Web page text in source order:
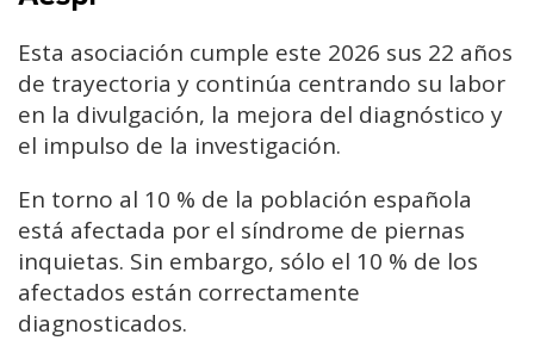
Esta asociación cumple este 2026 sus 22 años
de trayectoria y continúa centrando su labor
en la divulgación, la mejora del diagnóstico y
el impulso de la investigación.
En torno al 10 % de la población española
está afectada por el síndrome de piernas
inquietas. Sin embargo, sólo el 10 % de los
afectados están correctamente
diagnosticados.